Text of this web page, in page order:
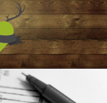
Jagdfieber |